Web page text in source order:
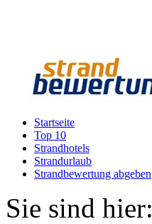
Startseite
Top 10
Strandhotels
Strandurlaub
Strandbewertung abgeben
Sie sind hier: